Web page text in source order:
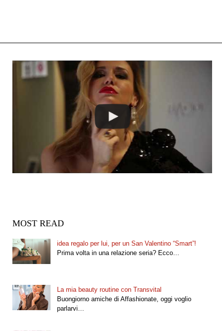
MOST READ
idea regalo per lui, per un San Valentino “Smart”!
Prima volta in una relazione seria? Ecco…
La mia beauty routine con Transvital
Buongiorno amiche di Affashionate, oggi voglio
parlarvi…